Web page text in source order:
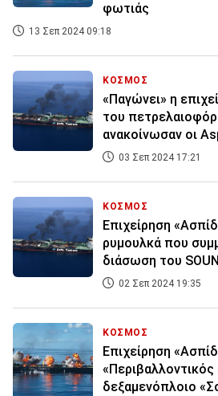
φωτιάς
13 Σεπ 2024 09:18
ΚΟΣΜΟΣ
«Παγώνει» η
του
ανακοίνωσαν οι
03 Σεπ 2024 17:21
ΚΟΣΜΟΣ
Επιχείρηση
ρυμουλκά που
διάσωση του
02 Σεπ 2024 19:35
ΚΟΣΜΟΣ
Επιχείρηση
«Περιβαλλοντικός
δεξαμενόπλοιο